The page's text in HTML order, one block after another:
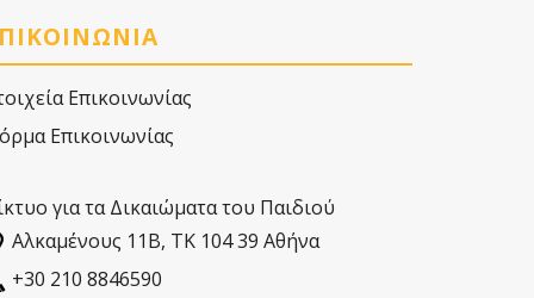
Επικοινωνίας
Επικοινωνίας
για τα Δικαιώματα του Παιδιού
Αλκαµένους 11Β, ΤΚ 104 39 Αθήνα
+30 210 8846590